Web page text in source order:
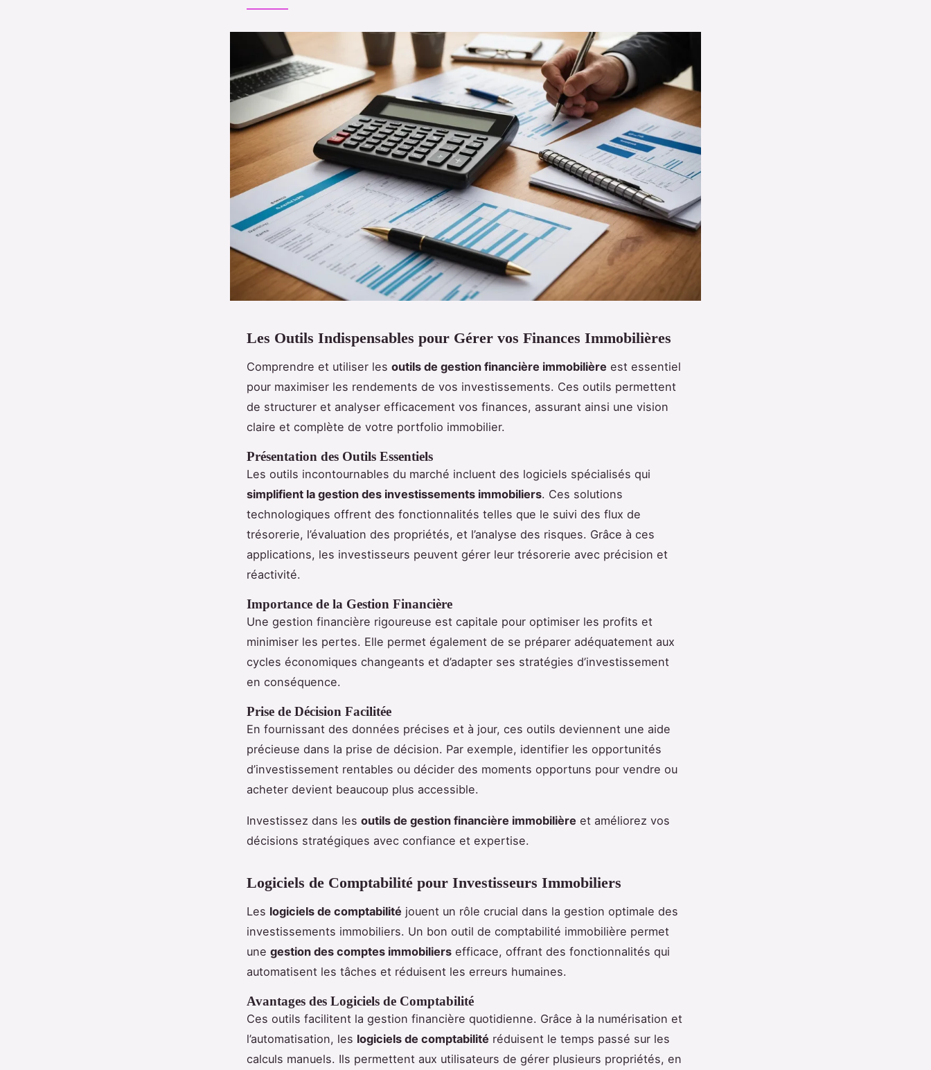
Les Outils Indispensables pour Gérer vos Finances Immobilières
Comprendre et utiliser les outils de gestion financière immobilière est essentiel
pour maximiser les rendements de vos investissements. Ces outils permettent
de structurer et analyser efficacement vos finances, assurant ainsi une vision
claire et complète de votre portfolio immobilier.
Présentation des Outils Essentiels
Les outils incontournables du marché incluent des logiciels spécialisés qui
simplifient la gestion des investissements immobiliers. Ces solutions
technologiques offrent des fonctionnalités telles que le suivi des flux de
trésorerie, l’évaluation des propriétés, et l’analyse des risques. Grâce à ces
applications, les investisseurs peuvent gérer leur trésorerie avec précision et
réactivité.
Importance de la Gestion Financière
Une gestion financière rigoureuse est capitale pour optimiser les profits et
minimiser les pertes. Elle permet également de se préparer adéquatement aux
cycles économiques changeants et d’adapter ses stratégies d’investissement
en conséquence.
Prise de Décision Facilitée
En fournissant des données précises et à jour, ces outils deviennent une aide
précieuse dans la prise de décision. Par exemple, identifier les opportunités
d’investissement rentables ou décider des moments opportuns pour vendre ou
acheter devient beaucoup plus accessible.
Investissez dans les outils de gestion financière immobilière et améliorez vos
décisions stratégiques avec confiance et expertise.
Logiciels de Comptabilité pour Investisseurs Immobiliers
Les logiciels de comptabilité jouent un rôle crucial dans la gestion optimale des
investissements immobiliers. Un bon outil de comptabilité immobilière permet
une gestion des comptes immobiliers efficace, offrant des fonctionnalités qui
automatisent les tâches et réduisent les erreurs humaines.
Avantages des Logiciels de Comptabilité
Ces outils facilitent la gestion financière quotidienne. Grâce à la numérisation et
l’automatisation, les logiciels de comptabilité réduisent le temps passé sur les
calculs manuels. Ils permettent aux utilisateurs de gérer plusieurs propriétés, en